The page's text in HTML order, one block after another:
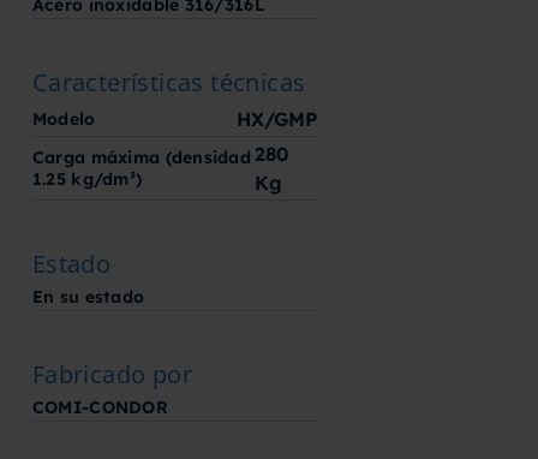
Acero inoxidable 316/316L
Características técnicas
Modelo HX/GMP
Carga máxima (densidad
1.25 kg/dm³)
280
Kg
Estado
En su estado
Fabricado por
COMI-CONDOR